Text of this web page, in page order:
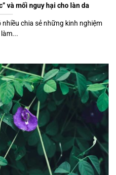
và mối nguy hại cho làn da
chia sẻ những kinh nghiệm
làm...